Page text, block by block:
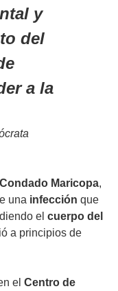
y
del
a la
Maricopa,
una infección que
el cuerpo del
a principios de
el Centro de